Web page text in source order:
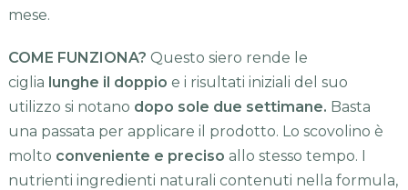
mese.
COME FUNZIONA? Questo siero rende le
ciglia lunghe il doppio e i risultati iniziali del suo
utilizzo si notano dopo sole due settimane. Basta
una passata per applicare il prodotto. Lo scovolino è
molto conveniente e preciso allo stesso tempo. I
nutrienti ingredienti naturali contenuti nella formula,